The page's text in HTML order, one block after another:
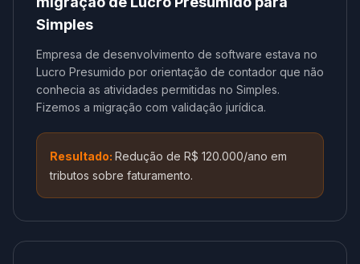
Simples
Empresa de desenvolvimento de software estava no
Lucro Presumido por orientação de contador que não
conhecia as atividades permitidas no Simples.
Fizemos a migração com validação jurídica.
Resultado: Redução de R$ 120.000/ano em
tributos sobre faturamento.